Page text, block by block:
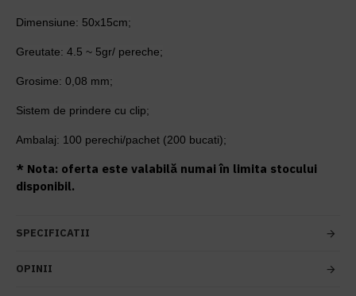
Dimensiune: 50x15cm;
Greutate: 4.5 ~ 5gr/ pereche;
Grosime: 0,08 mm;
Sistem de prindere cu clip;
Ambalaj: 100 perechi/pachet (200 bucati);
* Nota: oferta este valabilă numai în limita stocului
disponibil.
SPECIFICATII
OPINII